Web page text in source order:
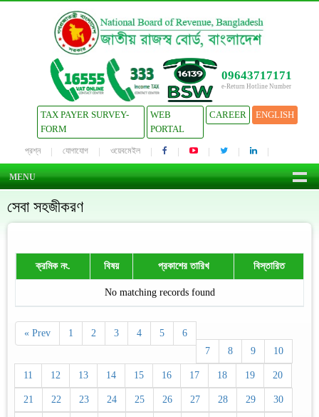
09643717171
e-Return Hotline Number
TAX PAYER SURVEY-
FORM
WEB
PORTAL
CAREER ENGLISH
প্রশ্ন যোগাযোগ ওয়েবমেইল
MENU
সেবা সহজীকরণ
ক্রমিক নং. বিষয় প্রকাশের তারিখ বিস্তারিত
No matching records found
« Prev 1 2 3 4 5
6
7
8 9 10
11 12 13 14 15 16 17 18 19 20
21 22 23 24 25 26 27 28 29 30